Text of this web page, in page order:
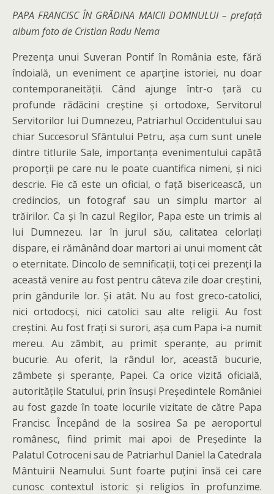
PAPA FRANCISC ÎN GRĂDINA MAICII DOMNULUI – prefață
album foto de Cristian Radu Nema
Prezența unui Suveran Pontif în România este, fără
îndoială, un eveniment ce aparține istoriei, nu doar
contemporaneității. Când ajunge într-o țară cu
profunde rădăcini creștine și ortodoxe, Servitorul
Servitorilor lui Dumnezeu, Patriarhul Occidentului sau
chiar Succesorul Sfântului Petru, așa cum sunt unele
dintre titlurile Sale, importanța evenimentului capătă
proporții pe care nu le poate cuantifica nimeni, și nici
descrie. Fie că este un oficial, o față bisericească, un
credincios, un fotograf sau un simplu martor al
trăirilor. Ca și în cazul Regilor, Papa este un trimis al
lui Dumnezeu. Iar în jurul său, calitatea celorlați
dispare, ei rămânând doar martori ai unui moment cât
o eternitate. Dincolo de semnificații, toți cei prezenți la
această venire au fost pentru câteva zile doar creștini,
prin gândurile lor. Și atât. Nu au fost greco-catolici,
nici ortodocși, nici catolici sau alte religii. Au fost
creștini. Au fost frați si surori, așa cum Papa i-a numit
mereu. Au zâmbit, au primit speranțe, au primit
bucurie. Au oferit, la rândul lor, această bucurie,
zâmbete și speranțe, Papei. Ca orice vizită oficială,
autoritățile Statului, prin însuși Președintele României
au fost gazde în toate locurile vizitate de către Papa
Francisc. Începând de la sosirea Sa pe aeroportul
românesc, fiind primit mai apoi de Președinte la
Palatul Cotroceni sau de Patriarhul Daniel la Catedrala
Mântuirii Neamului. Sunt foarte puțini însă cei care
cunosc contextul istoric și religios în profunzime.